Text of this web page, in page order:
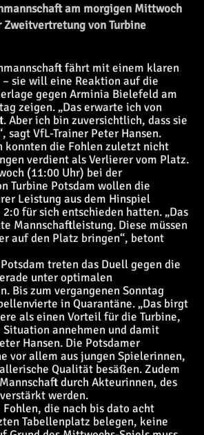
am morgigen Mittwoch
Zweitvertretung von Turbine
fährt mit einem klaren
sie will eine Reaktion auf die
gegen Arminia Bielefeld am
zeigen. „Das erwarte ich von
Aber ich bin zuversichtlich, dass sie
sagt VfL-Trainer Peter Hansen.
konnten die Fohlen zuletzt nicht
verdient als Verlierer vom Platz.
(11:00 Uhr) bei der
Turbine Potsdam wollen die
Leistung aus dem Hinspiel
für sich entschieden hatten. „Das
Mannschaftleistung. Diese müssen
auf den Platz bringen“, betont
treten das Duell gegen die
unter optimalen
Bis zum vergangenen Sonntag
in Quarantäne. „Das birgt
als einen Vorteil für die Turbine,
annehmen und damit
Hansen. Die Potsdamer
vor allem aus jungen Spielerinnen,
Qualität besäßen. Zudem
durch Akteurinnen, des
werden.
die nach bis dato acht
Tabellenplatz belegen, keine